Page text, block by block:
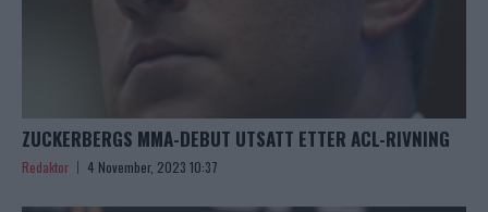
ZUCKERBERGS MMA-DEBUT UTSATT ETTER ACL-RIVNING
Redaktor 4 November, 2023 10:37